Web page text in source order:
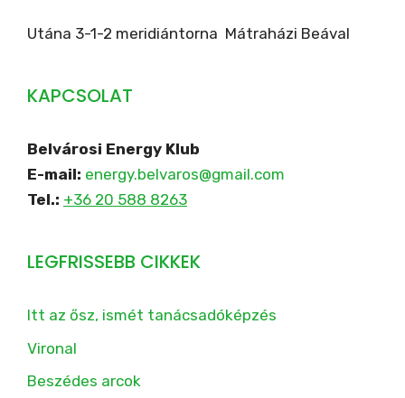
Utána 3-1-2 meridiántorna Mátraházi Beával
KAPCSOLAT
Belvárosi Energy Klub
E-mail: energy.belvaros@gmail.com
Tel.: +36 20 588 8263
LEGFRISSEBB CIKKEK
Itt az ősz, ismét tanácsadóképzés
Vironal
Beszédes arcok